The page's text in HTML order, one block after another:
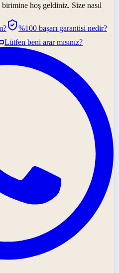
birimine hoş geldiniz. Size nasıl
%100 başarı garantisi nedir?
Lütfen beni arar mısınız?